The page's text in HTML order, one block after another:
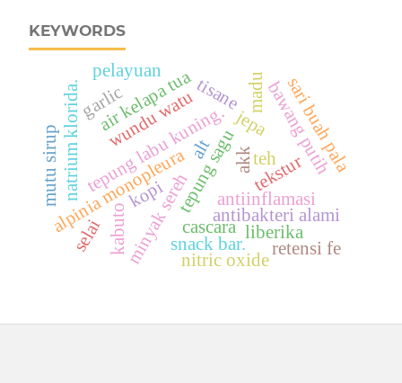
KEYWORDS
jepa
tekstur
tepung sagu
tepung labu kuning.
antiinflamasi
alpinia monopleura
wundu watu
antibakteri alami
bawang putih
minyak sereh
natrium klorida. air kelapa tua sari buah pala
mutu sirup
cascara
teh
kopi
liberika
pelayuan
snack bar.
kabuto
tisane
alt akk
selai
madu
nitric oxide
retensi fe
garlic